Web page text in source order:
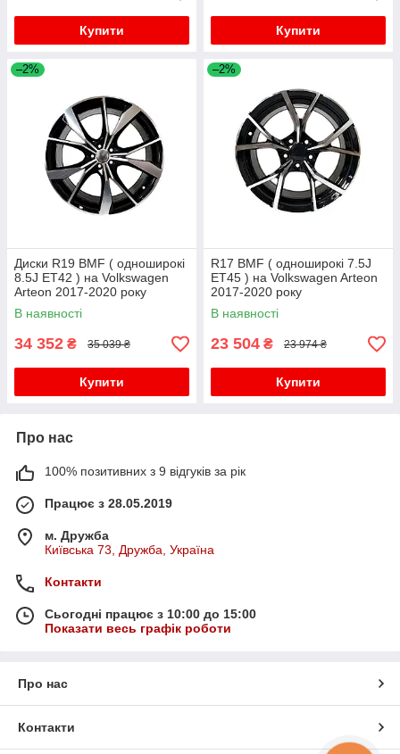
Купити Купити
–2%
Диски R19 BMF ( одноширокі
8.5J ET42 ) на Volkswagen
Arteon 2017-2020 року
В наявності
34 352 ₴ 35 039 ₴
Купити
–2%
R17 BMF ( одноширокі 7.5J
ET45 ) на Volkswagen Arteon
2017-2020 року
В наявності
23 504 ₴ 23 974 ₴
Купити
Про нас
100% позитивних з 9 відгуків за рік
Працює з 28.05.2019
м. Дружба
Київська 73, Дружба, Україна
Контакти
Сьогодні працює з 10:00 до 15:00
Показати весь графік роботи
Про нас
Контакти